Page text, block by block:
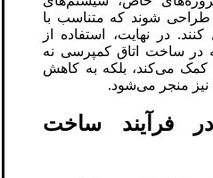
طراحی شوند که متناسب با
در نهایت، استفاده از
در ساخت اتاق کمپرسی نه
کمک می‌کند، بلکه به کاهش
نیز منجر می‌شود.
فرآیند ساخت